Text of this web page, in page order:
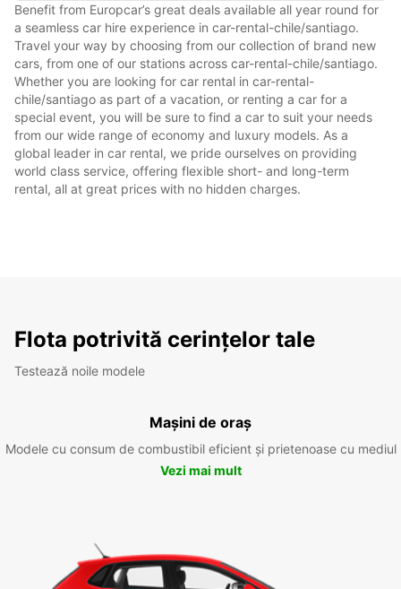
Benefit from Europcar’s great deals available all year round for
a seamless car hire experience in car-rental-chile/santiago.
Travel your way by choosing from our collection of brand new
cars, from one of our stations across car-rental-chile/santiago.
Whether you are looking for car rental in car-rental-
chile/santiago as part of a vacation, or renting a car for a
special event, you will be sure to find a car to suit your needs
from our wide range of economy and luxury models. As a
global leader in car rental, we pride ourselves on providing
world class service, offering flexible short- and long-term
rental, all at great prices with no hidden charges.
Flota potrivită cerințelor tale
Testează noile modele
Mașini de oraș
Modele cu consum de combustibil eficient și prietenoase cu mediul
Vezi mai mult